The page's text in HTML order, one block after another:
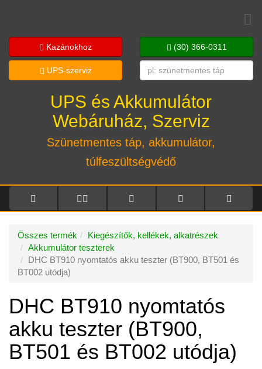
Kazánokhoz
UPS-szerviz
(30) 366-0311
UPS és Akkumulátor
Webáruház, Szerviz
Szünetmentes táp, akkumulátor,
túlfeszültségvédő
Összes termék
Kiegészítők, kellékek, alkatrészek
Akkumulátor teszterek
DHC BT910 nyomtatós akku teszter (BT900, BT501 és
BT002 utódja)
DHC BT910 nyomtatós
akku teszter (BT900,
BT501 és BT002 utódja)